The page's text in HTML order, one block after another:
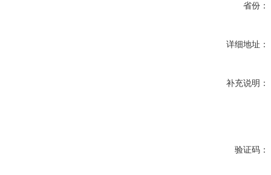
省份：
详细地址：
补充说明：
验证码：